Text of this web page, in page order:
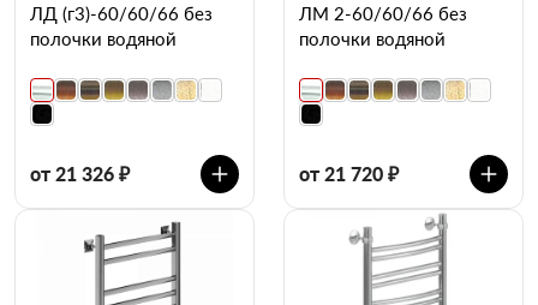
ЛД (г3)-60/60/66 без
полочки водяной
от 21 326 ₽
ЛМ 2-60/60/66 без
полочки водяной
от 21 720 ₽